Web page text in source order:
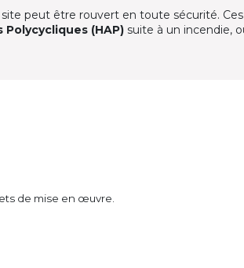
site peut être rouvert en toute sécurité.
(HAP) suite à un incendie,
de mise en œuvre.